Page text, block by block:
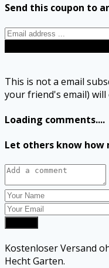
Send this coupon to
This is not a email
your friend's email)
Loading comments....
Let others know how
Kostenloser Versand
Hecht Garten.